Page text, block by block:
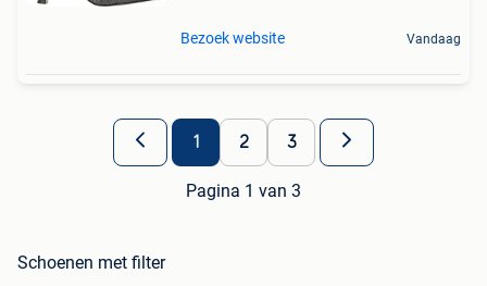
Bezoek website Vandaag
1 2 3
Pagina 1 van 3
Schoenen met filter